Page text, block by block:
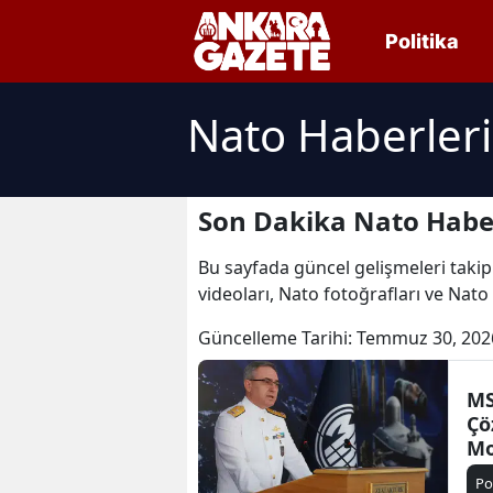
Politika
Nato Haberleri
Son Dakika Nato
Bu sayfada güncel gelişmeleri
videoları, Nato fotoğrafları ve
Güncelleme Tarihi: Temmuz 30,